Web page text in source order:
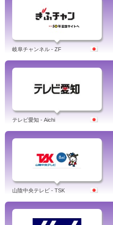
岐阜チャンネル - ZF
テレビ愛知 - Aichi
山陰中央テレビ - TSK